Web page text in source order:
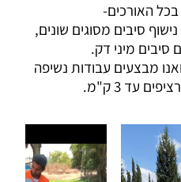
האורכים-
סיבים מסוגים שונים,
סיבים מיני דק.
ואנו מבצעים עבודות נשיפה
עד 3 ק"מ.